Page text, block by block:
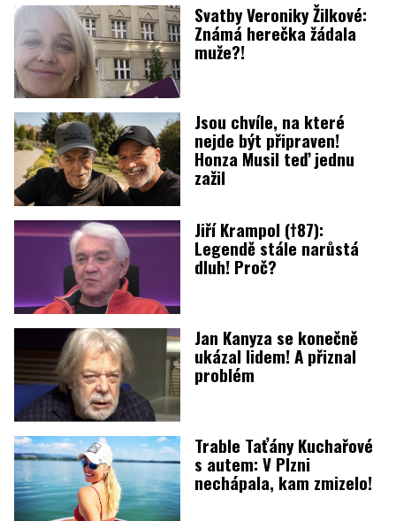
Svatby Veroniky Žilkové:
Známá herečka žádala
muže?!
Jsou chvíle, na které
nejde být připraven!
Honza Musil teď jednu
zažil
Jiří Krampol (†87):
Legendě stále narůstá
dluh! Proč?
Jan Kanyza se konečně
ukázal lidem! A přiznal
problém
Trable Taťány Kuchařové
s autem: V Plzni
nechápala, kam zmizelo!